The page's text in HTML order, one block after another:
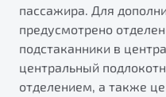
пассажира. Для
предусмотрено
подстаканники в
центральный
отделением, а также